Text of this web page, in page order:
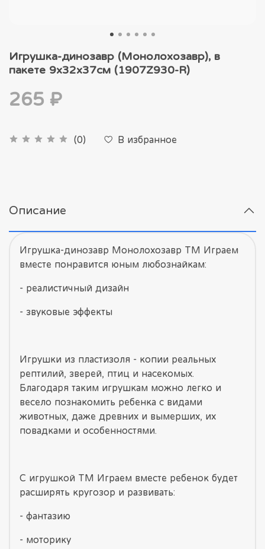
Игрушка-динозавр (Монолохозавр), в
пакете 9x32x37см (1907Z930-R)
(0) В избранное
265 ₽
Описание
Игрушка-динозавр Монолохозавр ТМ Играем
вместе понравится юным любознайкам:
- реалистичный дизайн
- звуковые эффекты
Игрушки из пластизоля - копии реальных
рептилий, зверей, птиц и насекомых.
Благодаря таким игрушкам можно легко и
весело познакомить ребенка с видами
животных, даже древних и вымерших, их
повадками и особенностями.
С игрушкой ТМ Играем вместе ребенок будет
расширять кругозор и развивать:
- фантазию
- моторику